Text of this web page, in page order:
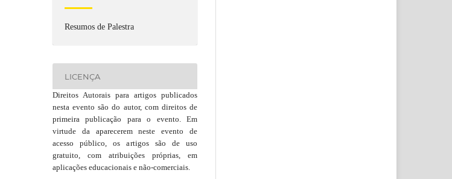
Resumos de Palestra
LICENÇA
Direitos Autorais para artigos publicados
nesta evento são do autor, com direitos de
primeira publicação para o evento. Em
virtude da aparecerem neste evento de
acesso público, os artigos são de uso
gratuito, com atribuições próprias, em
aplicações educacionais e não-comerciais.